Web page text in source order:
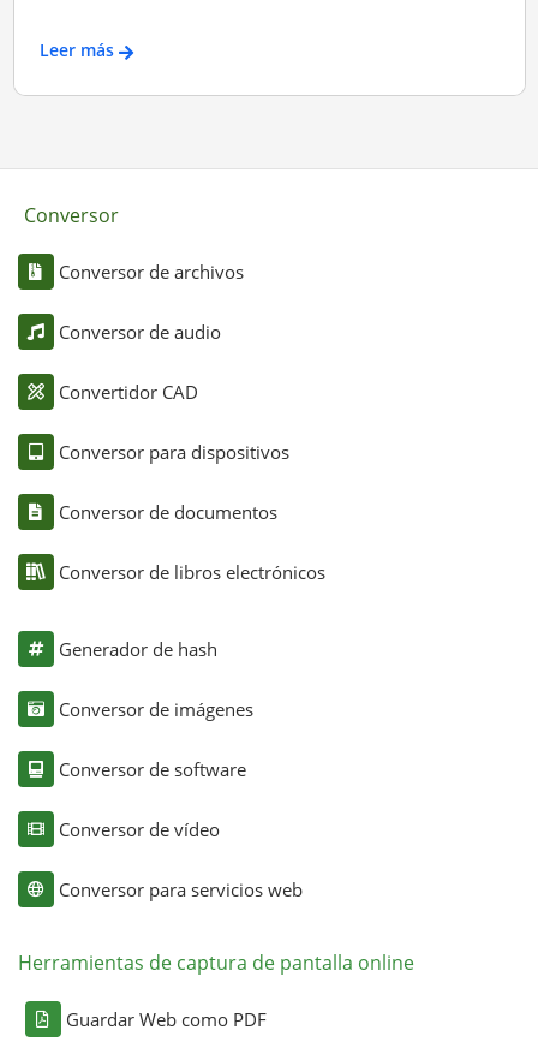
Leer más
Conversor
Conversor de archivos
Conversor de audio
Convertidor CAD
Conversor para dispositivos
Conversor de documentos
Conversor de libros electrónicos
Generador de hash
Conversor de imágenes
Conversor de software
Conversor de vídeo
Conversor para servicios web
Herramientas de captura de pantalla online
Guardar Web como PDF